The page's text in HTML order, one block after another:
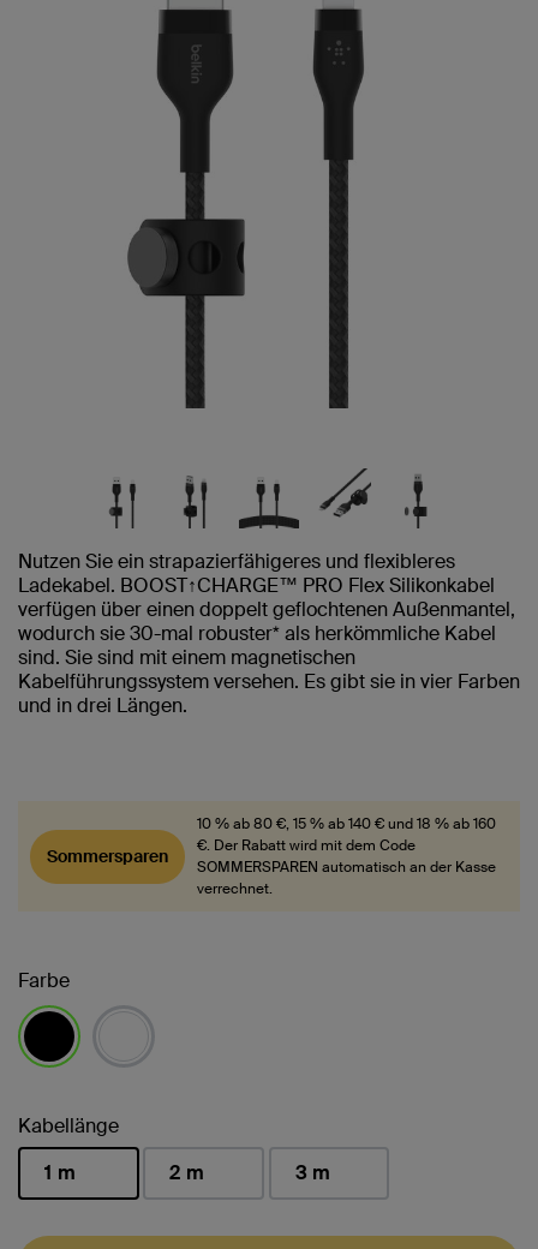
Nutzen Sie ein strapazierfähigeres und flexibleres
Ladekabel. BOOST↑CHARGE™ PRO Flex Silikonkabel
verfügen über einen doppelt geflochtenen Außenmantel,
wodurch sie 30-mal robuster* als herkömmliche Kabel
sind. Sie sind mit einem magnetischen
Kabelführungssystem versehen. Es gibt sie in vier Farben
und in drei Längen.
Sommersparen
10 % ab 80 €, 15 % ab 140 € und 18 % ab 160
€. Der Rabatt wird mit dem Code
SOMMERSPAREN automatisch an der Kasse
verrechnet.
Farbe
Kabellänge
1 m
2 m 3 m